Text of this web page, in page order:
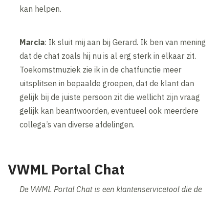
kan helpen.
Marcia: Ik sluit mij aan bij Gerard. Ik ben van mening
dat de chat zoals hij nu is al erg sterk in elkaar zit.
Toekomstmuziek zie ik in de chatfunctie meer
uitsplitsen in bepaalde groepen, dat de klant dan
gelijk bij de juiste persoon zit die wellicht zijn vraag
gelijk kan beantwoorden, eventueel ook meerdere
collega’s van diverse afdelingen.
VWML Portal Chat
De VWML Portal Chat is een klantenservicetool die de